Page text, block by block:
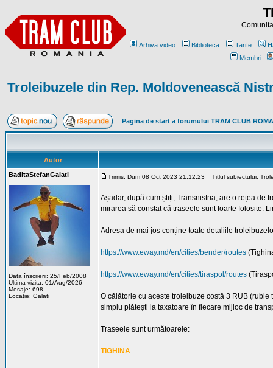
Arhiva video Biblioteca Tarife
Membri
Troleibuzele din Rep. Moldovenească
Pagina de start a forumului TRAM CLUB
Autor
BaditaStefanGalati
Data înscrierii: 25/Feb/2008
Ultima vizita: 01/Aug/2026
Mesaje: 698
Locaţie: Galati
Trimis: Dum 08 Oct 2023 21:12:23 Titlul subiectului:
Așadar, după cum știți, Transnistria, are o rețea de
mirarea să constat că traseele sunt foarte folosite.
Adresa de mai jos conține toate detaliile
https://www.eway.md/en/cities/bender/routes
https://www.eway.md/en/cities/tiraspol/routes
O călătorie cu aceste troleibuze costă 3 RUB
simplu plătești la taxatoare în fiecare mijloc de
Traseele sunt următoarele:
TIGHINA